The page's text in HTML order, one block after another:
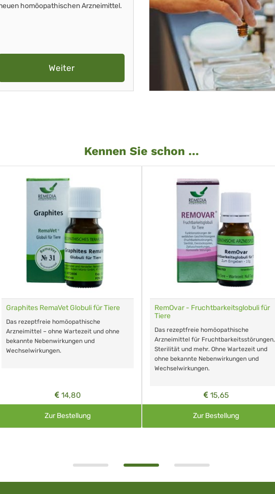
homöopathischen Arzneimittel.
Weiter
Kennen Sie schon ...
Graphites RemaVet Globuli für Tiere
Das rezeptfreie homöopathische
Arzneimittel – ohne Wartezeit und ohne
bekannte Nebenwirkungen und
Wechselwirkungen.
14,80
Zur Bestellung
RemOvar - Fruchtbarkeitsglobuli für
Tiere
Das rezeptfreie homöopathische
Arzneimittel für Fruchtbarkeitsstörungen,
Sterilität und mehr. Ohne Wartezeit und
ohne bekannte Nebenwirkungen und
Wechselwirkungen.
15,65
Zur Bestellung